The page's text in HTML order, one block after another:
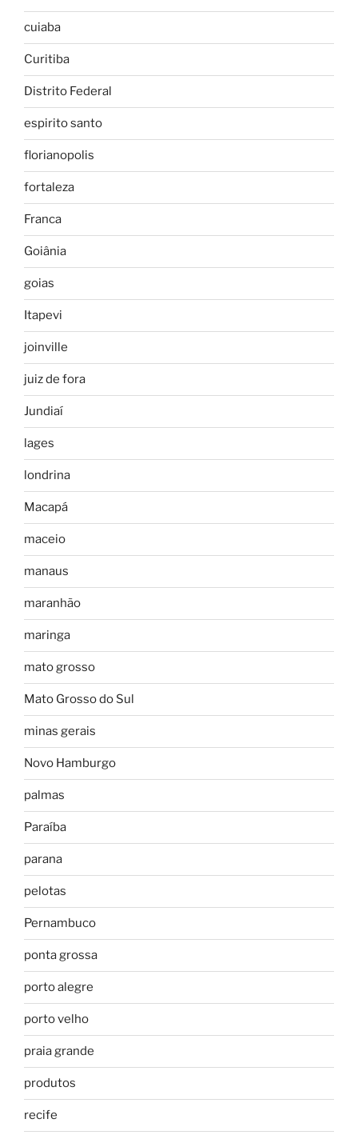
cuiaba
Curitiba
Distrito Federal
espirito santo
florianopolis
fortaleza
Franca
Goiânia
goias
Itapevi
joinville
juiz de fora
Jundiaí
lages
londrina
Macapá
maceio
manaus
maranhão
maringa
mato grosso
Mato Grosso do Sul
minas gerais
Novo Hamburgo
palmas
Paraíba
parana
pelotas
Pernambuco
ponta grossa
porto alegre
porto velho
praia grande
produtos
recife